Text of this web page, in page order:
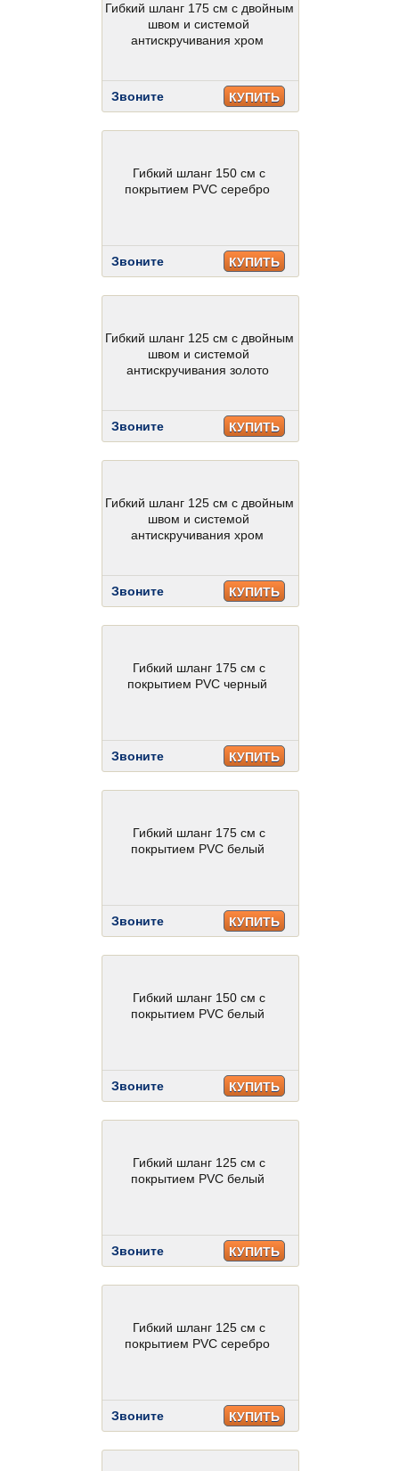
Гибкий шланг 175 см с двойным
швом и системой
антискручивания хром
Звоните КУПИТЬ
Гибкий шланг 150 см с
покрытием PVC серебро
Звоните КУПИТЬ
Гибкий шланг 125 см с двойным
швом и системой
антискручивания золото
Звоните КУПИТЬ
Гибкий шланг 125 см с двойным
швом и системой
антискручивания хром
Звоните КУПИТЬ
Гибкий шланг 175 см с
покрытием PVC черный
Звоните КУПИТЬ
Гибкий шланг 175 см с
покрытием PVC белый
Звоните КУПИТЬ
Гибкий шланг 150 см с
покрытием PVC белый
Звоните КУПИТЬ
Гибкий шланг 125 см с
покрытием PVC белый
Звоните КУПИТЬ
Гибкий шланг 125 см с
покрытием PVC серебро
Звоните КУПИТЬ